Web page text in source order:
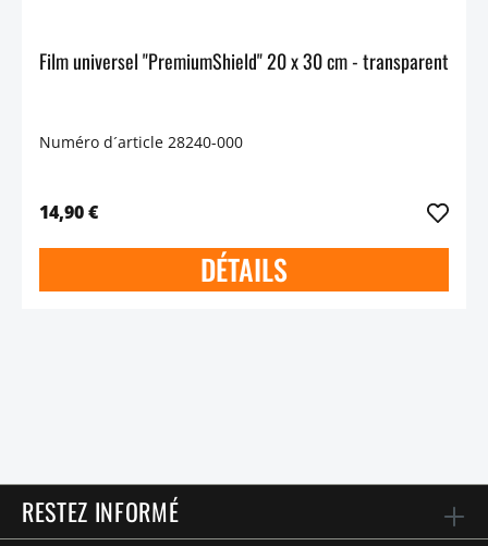
Film universel "PremiumShield" 20 x 30 cm - transparent
Numéro d´article 28240-000
14,90 €
DÉTAILS
RESTEZ INFORMÉ